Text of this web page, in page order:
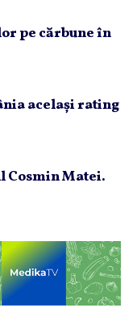
pe cărbune în
acelaşi rating
Cosmin Matei.